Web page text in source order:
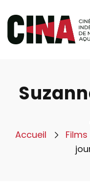
Accueil Films